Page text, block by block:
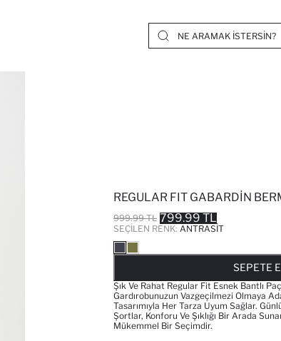
REGULAR FIT GABARDIN
999.99 TL 799.99 TL
SEÇILEN RENK: ANTRASIT
SEPETE
Şık Ve Rahat Regular Fit Esnek Bantlı
Gardırobunuzun Vazgeçilmezi Olmaya
Tasarımıyla Her Tarza Uyum Sağlar.
Şortlar, Konforu Ve Şıklığı Bir Arada
Mükemmel Bir Seçimdir.